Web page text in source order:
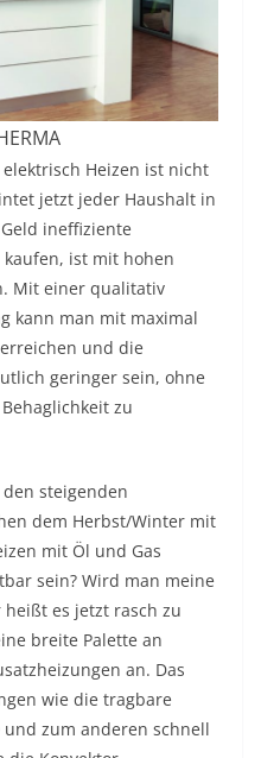
Heizen ist nicht
jetzt jeder Haushalt in
ineffiziente
kaufen, ist mit hohen
Mit einer qualitativ
kann man mit maximal
und die
geringer sein, ohne
zu
steigenden
dem Herbst/Winter mit
mit Öl und Gas
sein? Wird man meine
heißt es jetzt rasch zu
breite Palette an
an. Das
wie die tragbare
und zum anderen schnell